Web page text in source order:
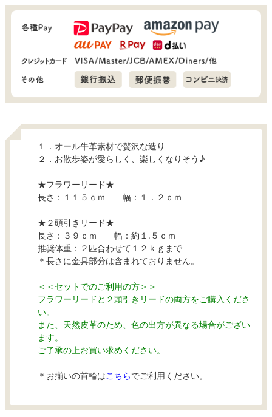
１．オール牛革素材で贅沢な造り
２．お散歩姿が愛らしく、楽しくなりそう♪
★フラワーリード★
長さ：１１５ｃｍ 幅：１．２ｃｍ
★２頭引きリード★
長さ：３９ｃｍ 幅：約１.５ｃｍ
推奨体重：２匹合わせて１２ｋｇまで
＊長さに金具部分は含まれておりません。
＜＜セットでのご利用の方＞＞
フラワーリードと２頭引きリードの両方をご購入くださ
い。
また、天然皮革のため、色の出方が異なる場合がござい
ます。
ご了承の上お買い求めください。
＊お揃いの首輪はこちらでご利用ください。